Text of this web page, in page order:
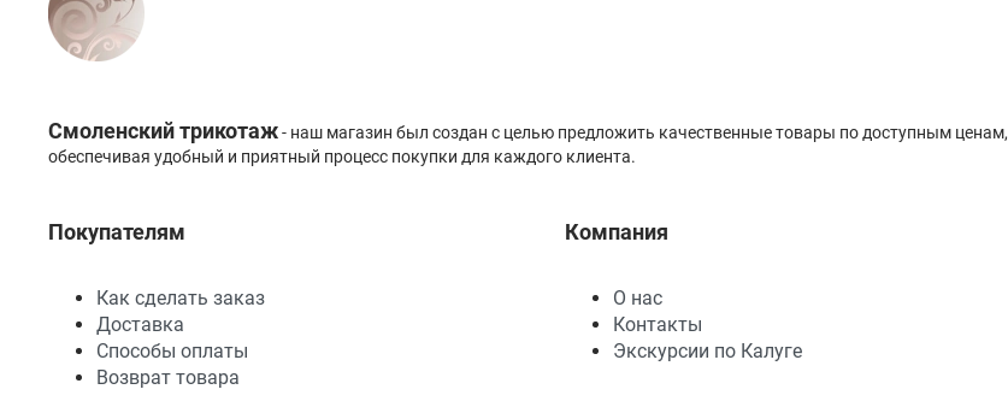
Смоленский трикотаж- наш магазин был создан с целью предложить качественные товары по доступным ценам,
обеспечивая удобный и приятный процесс покупки для каждого клиента.
Покупателям
Как сделать заказ
Доставка
Способы оплаты
Возврат товара
Компания
О нас
Контакты
Экскурсии по Калуге